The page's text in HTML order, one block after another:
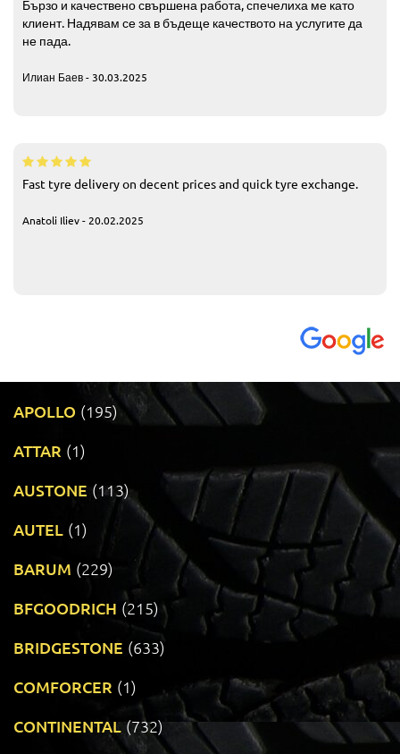
Бързо и качествено свършена работа, спечелиха ме като
клиент. Надявам се за в бъдеще качеството на услугите да
не пада.
Илиан Баев - 30.03.2025
Fast tyre delivery on decent prices and quick tyre exchange.
Anatoli Iliev - 20.02.2025
APOLLO (195)
ATTAR (1)
AUSTONE (113)
AUTEL (1)
BARUM (229)
BFGOODRICH (215)
BRIDGESTONE (633)
COMFORCER (1)
CONTINENTAL (732)